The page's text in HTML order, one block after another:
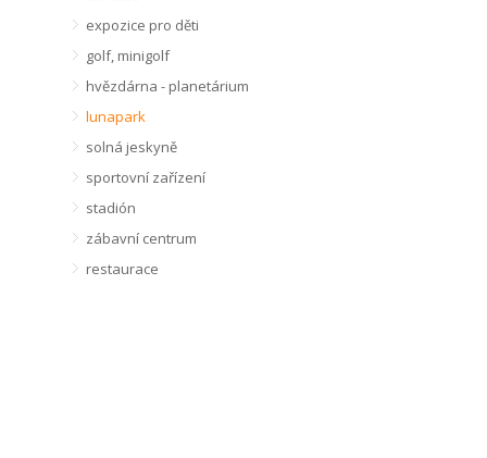
expozice pro děti
golf, minigolf
hvězdárna - planetárium
lunapark
solná jeskyně
sportovní zařízení
stadión
zábavní centrum
restaurace